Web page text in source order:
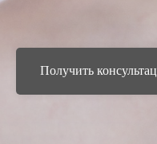
Получить